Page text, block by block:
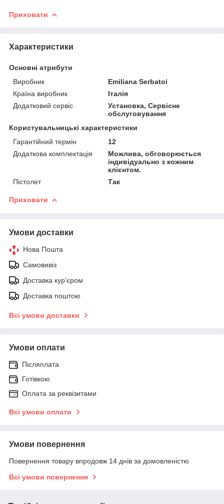
Приховати
Характеристики
Основні атрибути
Виробник
Emiliana Serbatoi
Країна виробник
Італія
Додатковий сервіс
Установка, Сервісне
обслуговування
Користувальницькі характеристики
Гарантійний термін
12
Додаткова комплектація
Можлива, обговорюється
індивідуально з кожним
клієнтом.
Пістолет
Так
Приховати
Умови доставки
Нова Пошта
Самовивіз
Доставка кур'єром
Доставка поштою
Всі умови доставки
Умови оплати
Післяплата
Готівкою
Оплата за реквізитами
Всі умови оплати
Умови повернення
Повернення товару впродовж 14 днів за домовленістю
Всі умови повернення